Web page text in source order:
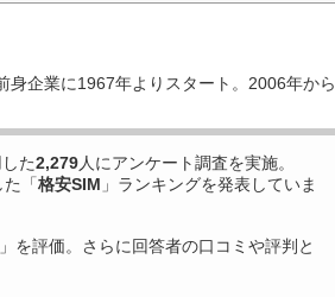
身企業に1967年よりスタート。2006年から
た2,279人にアンケート調査を実施。
「格安SIM 」ランキングを発表していま
」を評価。さらに回答者の口コミや評判と